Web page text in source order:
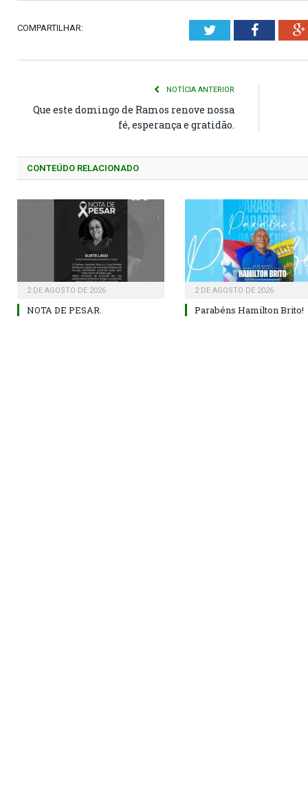
COMPARTILHAR: Twitter
NOTÍCIA ANTERIOR
Que este domingo de Ramos renove nossa
fé, esperança e gratidão.
CONTEÚDO RELACIONADO
2 DE AGOSTO DE 2026
NOTA DE PESAR.
2 DE AGOSTO DE 2026
Parabéns Hamilton Brito!